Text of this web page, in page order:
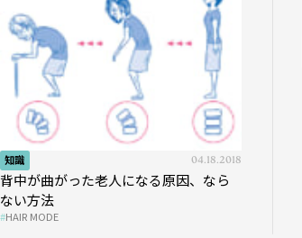
知識 04.18.2018
背中が曲がった老人になる原因、なら
ない方法
HAIR MODE